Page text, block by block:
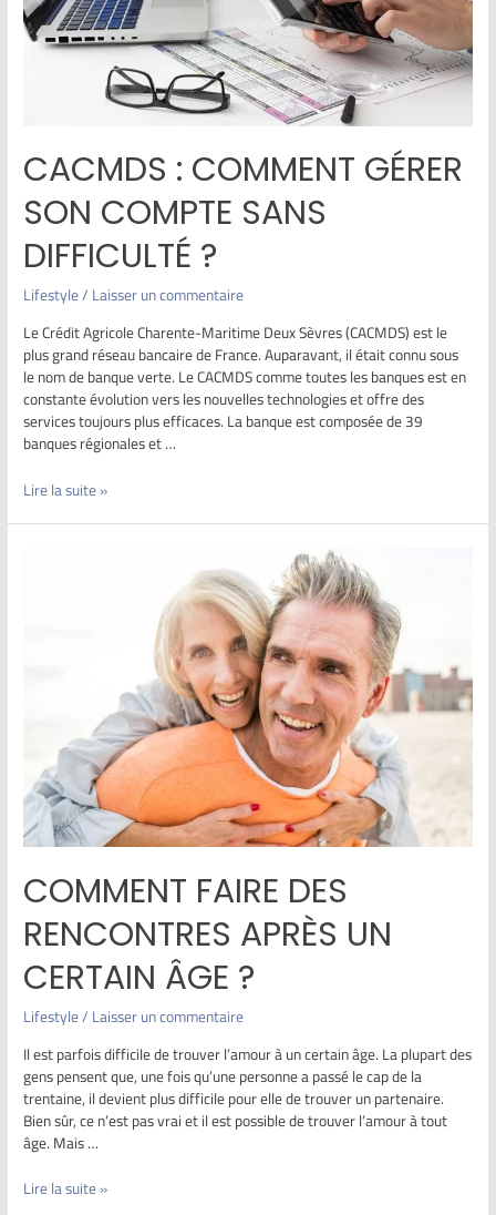
CACMDS : COMMENT GÉRER
SON COMPTE SANS
DIFFICULTÉ ?
Lifestyle/Laisser un commentaire
Le Crédit Agricole Charente-Maritime Deux Sèvres (CACMDS) est le
plus grand réseau bancaire de France. Auparavant, il était connu sous
le nom de banque verte. Le CACMDS comme toutes les banques est en
constante évolution vers les nouvelles technologies et offre des
services toujours plus efficaces. La banque est composée de 39
banques régionales et …
Lire la suite »
COMMENT FAIRE DES
RENCONTRES APRÈS UN
CERTAIN ÂGE ?
Lifestyle/Laisser un commentaire
Il est parfois difficile de trouver l’amour à un certain âge. La plupart des
gens pensent que, une fois qu’une personne a passé le cap de la
trentaine, il devient plus difficile pour elle de trouver un partenaire.
Bien sûr, ce n’est pas vrai et il est possible de trouver l’amour à tout
âge. Mais …
Lire la suite »